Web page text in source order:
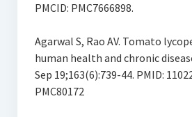
PMCID: PMC7666898.
Agarwal S, Rao AV. Tomato
human health and chronic
Sep 19;163(6):739-44. PMID:
PMC80172